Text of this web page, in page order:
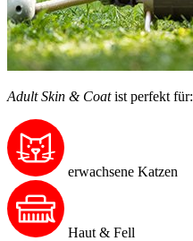
Adult Skin & Coatist perfekt für:
erwachsene Katzen
Haut & Fell